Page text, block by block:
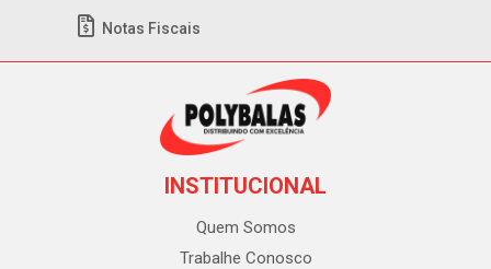
Notas Fiscais
INSTITUCIONAL
Quem Somos
Trabalhe Conosco